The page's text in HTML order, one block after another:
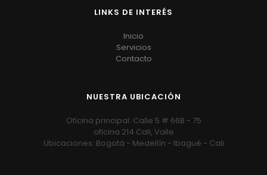
LINKS DE INTERÉS
Inicio
Servicios
Contacto
NUESTRA UBICACIÓN
Oficina principal: Calle 5 # 66B - 75
oficina 214 Cali, Valle
Ubicaciones: Bogotá - Medellín - Ibagué - Cali